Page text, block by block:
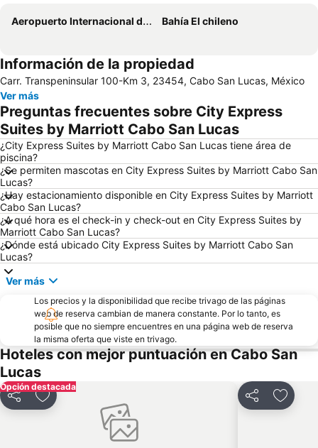
Aeropuerto Internacional de Los Cabos Bahía El chileno
Información de la propiedad
Carr. Transpeninsular 100-Km 3, 23454, Cabo San Lucas, México
Ver más
Preguntas frecuentes sobre City Express
Suites by Marriott Cabo San Lucas
¿City Express Suites by Marriott Cabo San Lucas tiene área de
piscina?
¿Se permiten mascotas en City Express Suites by Marriott Cabo San
Lucas?
¿Hay estacionamiento disponible en City Express Suites by Marriott
Cabo San Lucas?
¿A qué hora es el check-in y check-out en City Express Suites by
Marriott Cabo San Lucas?
¿Dónde está ubicado City Express Suites by Marriott Cabo San
Lucas?
Ver más
Los precios y la disponibilidad que recibe trivago de las páginas
web de reserva cambian de manera constante. Por lo tanto, es
posible que no siempre encuentres en una página web de reserva
la misma oferta que viste en trivago.
Hoteles con mejor puntuación en Cabo San
Lucas
Opción destacada
CompartirAgregar a favoritos Compartir